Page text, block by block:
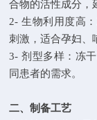
合物的活性成分，
2- 生物利用度高
刺激，适合孕妇、
3- 剂型多样：冻
同患者的需求。
二、制备工艺